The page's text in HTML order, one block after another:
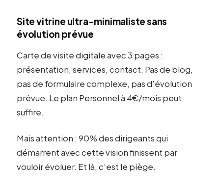
Site vitrine ultra-minimaliste sans
évolution prévue
Carte de visite digitale avec 3 pages :
présentation, services, contact. Pas de blog,
pas de formulaire complexe, pas d’évolution
prévue. Le plan Personnel à 4€/mois peut
suffire.
Mais attention : 90% des dirigeants qui
démarrent avec cette vision finissent par
vouloir évoluer. Et là, c’est le piège.